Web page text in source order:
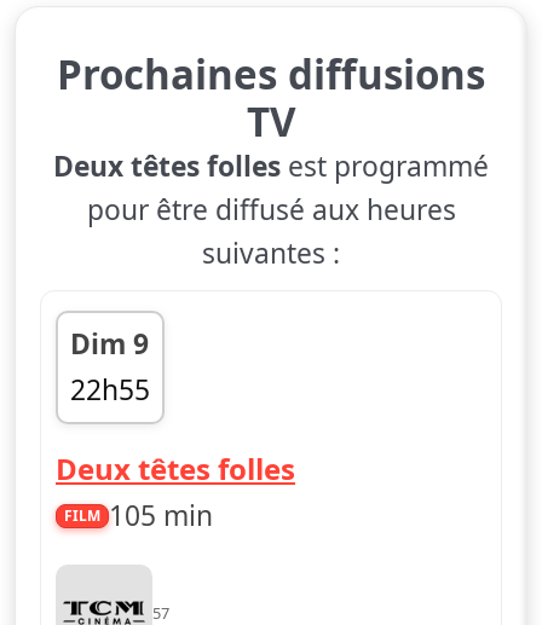
Prochaines diffusions
TV
Deux têtes folles est programmé
pour être diffusé aux heures
suivantes :
Dim 9
22h55
00h40
Deux têtes folles
FILM 105 min
57